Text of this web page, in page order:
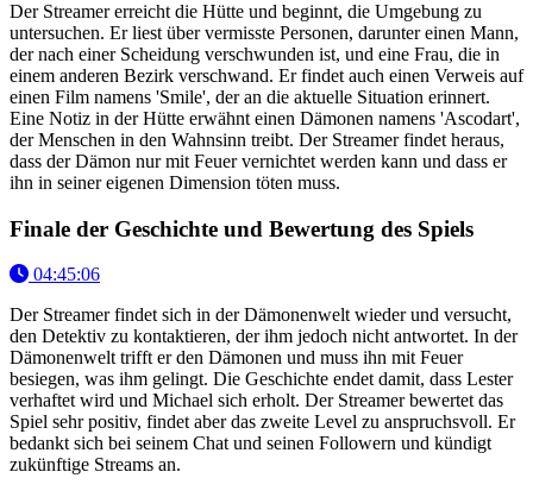
Der Streamer erreicht die Hütte und beginnt, die Umgebung zu
untersuchen. Er liest über vermisste Personen, darunter einen Mann,
der nach einer Scheidung verschwunden ist, und eine Frau, die in
einem anderen Bezirk verschwand. Er findet auch einen Verweis auf
einen Film namens 'Smile', der an die aktuelle Situation erinnert.
Eine Notiz in der Hütte erwähnt einen Dämonen namens 'Ascodart',
der Menschen in den Wahnsinn treibt. Der Streamer findet heraus,
dass der Dämon nur mit Feuer vernichtet werden kann und dass er
ihn in seiner eigenen Dimension töten muss.
Finale der Geschichte und Bewertung des Spiels
04:45:06
Der Streamer findet sich in der Dämonenwelt wieder und versucht,
den Detektiv zu kontaktieren, der ihm jedoch nicht antwortet. In der
Dämonenwelt trifft er den Dämonen und muss ihn mit Feuer
besiegen, was ihm gelingt. Die Geschichte endet damit, dass Lester
verhaftet wird und Michael sich erholt. Der Streamer bewertet das
Spiel sehr positiv, findet aber das zweite Level zu anspruchsvoll. Er
bedankt sich bei seinem Chat und seinen Followern und kündigt
zukünftige Streams an.